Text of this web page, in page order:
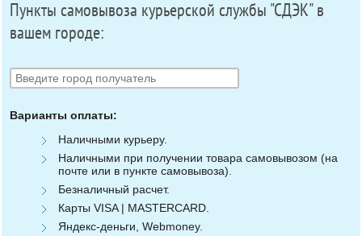
Пункты самовывоза курьерской службы "СДЭК" в
вашем городе:
Варианты оплаты:
Наличными курьеру.
Наличными при получении товара самовывозом (на
почте или в пункте самовывоза).
Безналичный расчет.
Карты VISA | MASTERCARD.
Яндекс-деньги, Webmoney.